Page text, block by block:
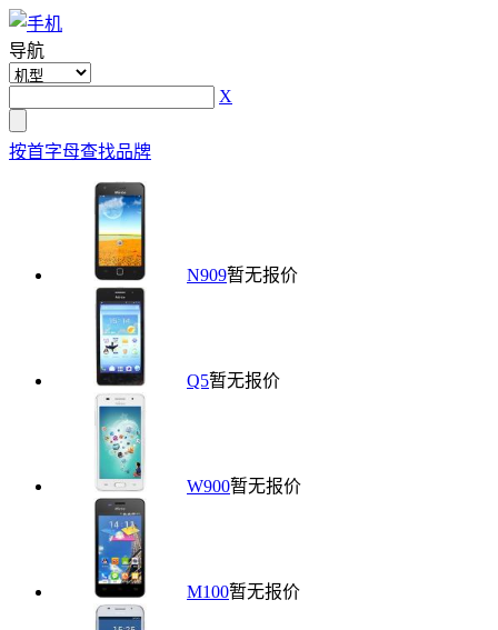
导航
X
按首字母查找品牌
N909暂无报价
Q5暂无报价
W900暂无报价
M100暂无报价